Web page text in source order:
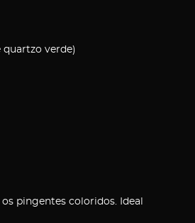
quartzo verde)
pingentes coloridos. Ideal